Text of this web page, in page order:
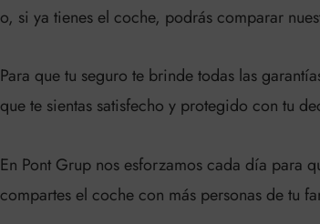
o, si ya tienes el coche, podrás comparar
Para que tu seguro te brinde todas las
que te sientas satisfecho y protegido con tu
En Pont Grup nos esforzamos cada día para
compartes el coche con más personas de tu